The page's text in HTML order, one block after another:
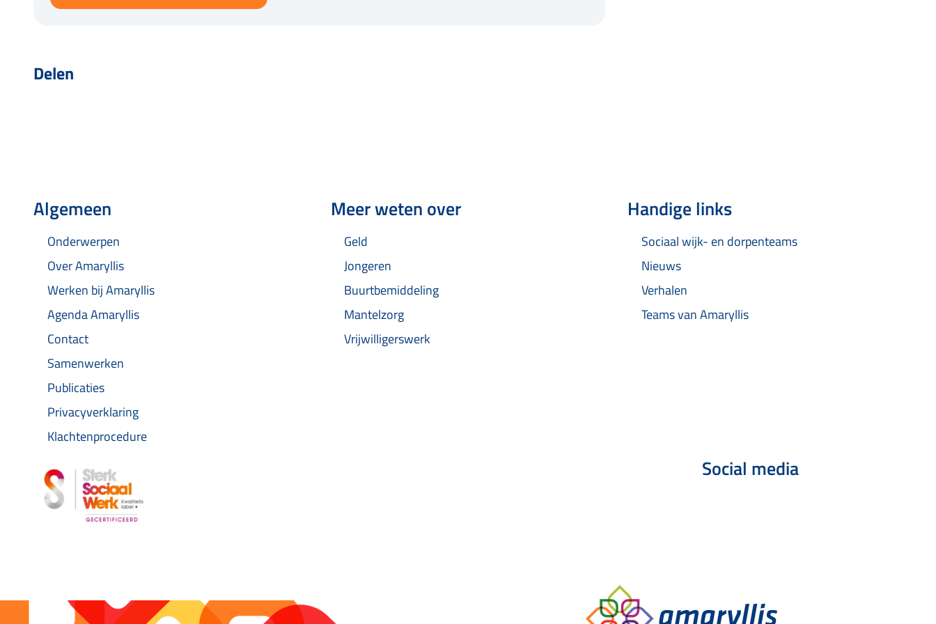
Delen
Algemeen
Onderwerpen
Over Amaryllis
Werken bij Amaryllis
Agenda Amaryllis
Contact
Samenwerken
Publicaties
Privacyverklaring
Klachtenprocedure
Meer weten over
Geld
Jongeren
Buurtbemiddeling
Mantelzorg
Vrijwilligerswerk
Handige links
Sociaal wijk- en dorpenteams
Nieuws
Verhalen
Teams van Amaryllis
Social media